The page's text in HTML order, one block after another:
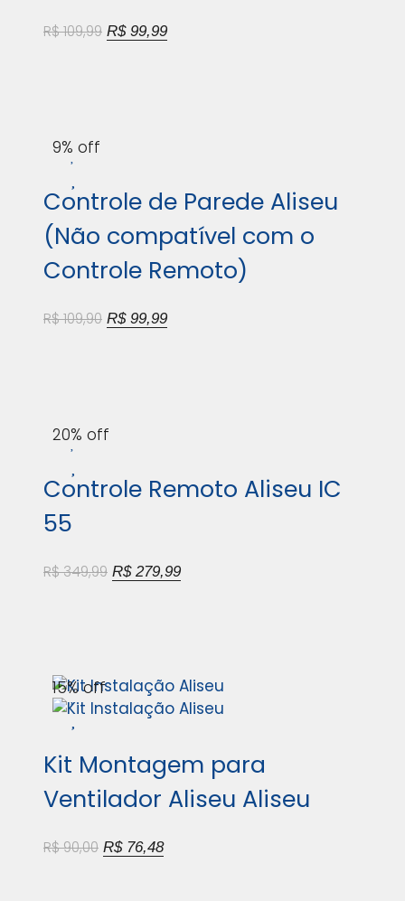
R$109,99 R$99,99
9% off
Controle de Parede Aliseu
(Não compatível com o
Controle Remoto)
R$109,90 R$99,99
20% off
Controle Remoto Aliseu IC
55
R$349,99 R$279,99
15% off
Kit Montagem para
Ventilador Aliseu Aliseu
R$90,00 R$76,48